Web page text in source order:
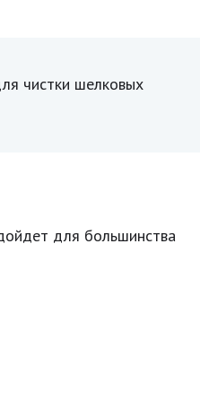
чистки шелковых
для большинства